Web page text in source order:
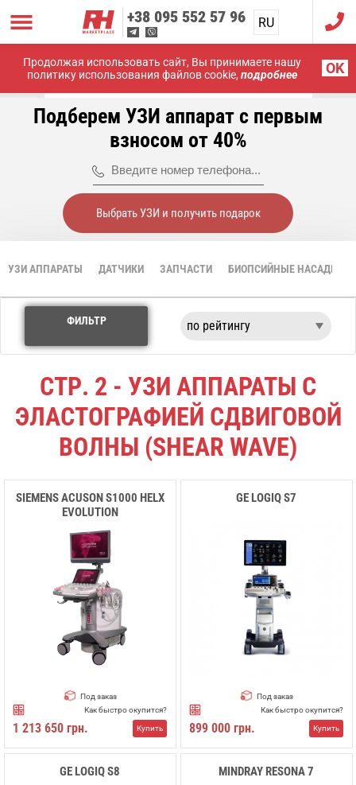
Продолжая использовать сайт, Вы принимаете нашу
политику использования файлов cookie, подробнее OK
+38 095 552 57 96 RU
UA
Главная
УЗИ аппараты
Эластография сдвиговой волны (Shear Wave)
Подберем УЗИ аппарат с первым
взносом от 40%
Выбрать УЗИ и получить подарок
УЗИ АППАРАТЫ ДАТЧИКИ ЗАПЧАСТИ БИОПСИЙНЫЕ НАСАДКИ
ФИЛЬТР
СТР. 2 - УЗИ АППАРАТЫ С
ЭЛАСТОГРАФИЕЙ СДВИГОВОЙ
ВОЛНЫ (SHEAR WAVE)
SIEMENS ACUSON S1000 HELX
EVOLUTION
Под заказ
Как быстро окупится?
1 213 650 грн. Купить
GE LOGIQ S7
Под заказ
Как быстро окупится?
899 000 грн. Купить
GE LOGIQ S8 MINDRAY RESONA 7